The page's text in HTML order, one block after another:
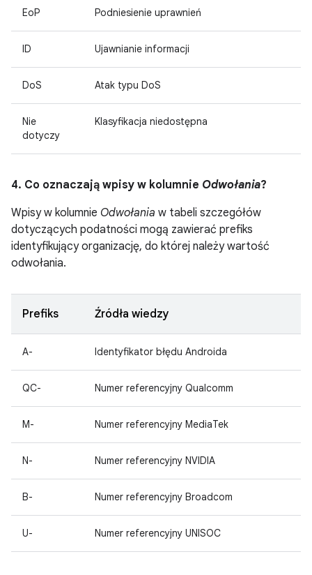
EoP Podniesienie uprawnień
ID Ujawnianie informacji
DoS Atak typu DoS
Nie
dotyczy
Klasyfikacja niedostępna
4. Co oznaczają wpisy w kolumnie Odwołania?
Wpisy w kolumnie Odwołania w tabeli szczegółów
dotyczących podatności mogą zawierać prefiks
identyfikujący organizację, do której należy wartość
odwołania.
Prefiks Źródła wiedzy
A- Identyfikator błędu Androida
QC- Numer referencyjny Qualcomm
M- Numer referencyjny MediaTek
N- Numer referencyjny NVIDIA
B- Numer referencyjny Broadcom
U- Numer referencyjny UNISOC